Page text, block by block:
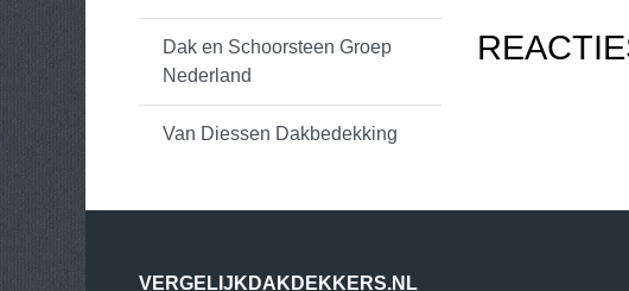
Dak en Schoorsteen Groep
Nederland
Van Diessen Dakbedekking
VERGELIJKDAKDEKKERS.NL